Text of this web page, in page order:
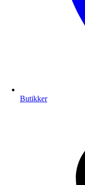
Butikker